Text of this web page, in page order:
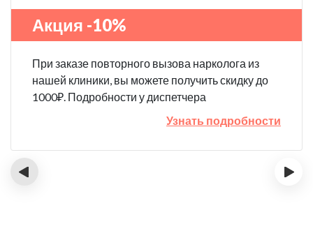
Акция -10%
При заказе повторного вызова нарколога из
нашей клиники, вы можете получить скидку до
1000₽. Подробности у диспетчера
Узнать подробности
‹ ›